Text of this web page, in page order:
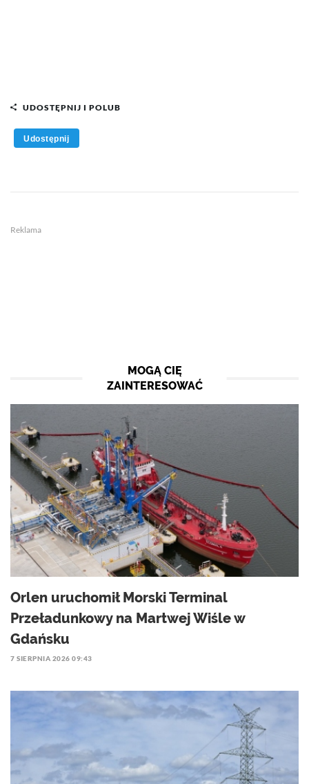
UDOSTĘPNIJ I POLUB
Udostępnij
Reklama
MOGĄ CIĘ
ZAINTERESOWAĆ
Orlen uruchomił Morski Terminal
Przeładunkowy na Martwej Wiśle w
Gdańsku
7 SIERPNIA 2026 09:43